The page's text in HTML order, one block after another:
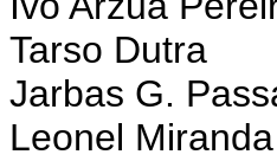
Tarso Dutra
Jarbas G.
Leonel